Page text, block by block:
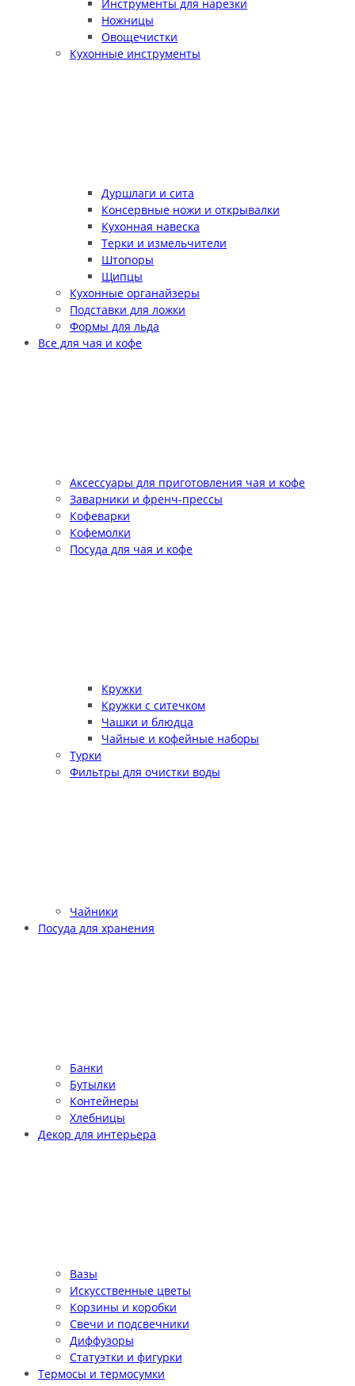
Инструменты для нарезки
Ножницы
Овощечистки
Кухонные инструменты
Дуршлаги и сита
Консервные ножи и открывалки
Кухонная навеска
Терки и измельчители
Штопоры
Щипцы
Кухонные органайзеры
Подставки для ложки
Формы для льда
Все для чая и кофе
Аксессуары для приготовления чая и кофе
Заварники и френч-прессы
Кофеварки
Кофемолки
Посуда для чая и кофе
Кружки
Кружки с ситечком
Чашки и блюдца
Чайные и кофейные наборы
Турки
Фильтры для очистки воды
Чайники
Посуда для хранения
Банки
Бутылки
Контейнеры
Хлебницы
Декор для интерьера
Вазы
Искусственные цветы
Корзины и коробки
Свечи и подсвечники
Диффузоры
Статуэтки и фигурки
Термосы и термосумки